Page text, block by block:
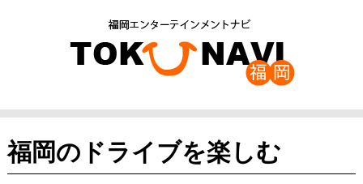
福岡のドライブを楽しむ